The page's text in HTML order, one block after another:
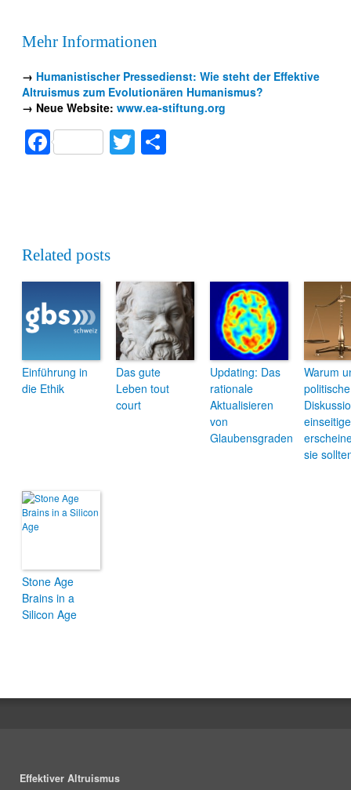
Mehr Informationen
→ Humanistischer Pressedienst: Wie steht der Effektive
Altruismus zum Evolutionären Humanismus?
→ Neue Website: www.ea-stiftung.org
FacebookTwitter
Related posts
Einführung in
die Ethik
Das gute
Leben tout
court
Updating: Das
rationale
Aktualisieren
von
Glaubensgraden
Warum
politische
sie
Stone Age
Brains in a
Silicon Age
Effektiver Altruismus